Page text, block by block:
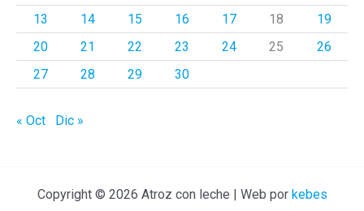
13
14 15 16 17 18
19
20
21 22 23 24 25
26
27
28 29 30
« Oct Dic »
Copyright © 2026 Atroz con leche | Web por kebes